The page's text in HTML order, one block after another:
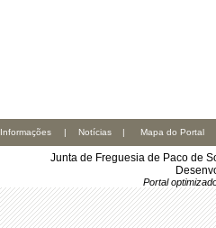
Informações | Notícias | Mapa do Portal
Junta de Freguesia de Paco de
Portal